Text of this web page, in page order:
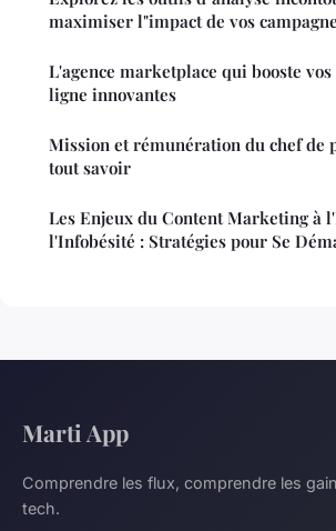
maximiser l"impact de vos
L'agence marketplace qui booste vos
ligne innovantes
Mission et rémunération du chef de
tout savoir
Les Enjeux du Content Marketing à
l'Infobésité : Stratégies pour Se
Marti App
Comprendre les flux, comprendre les
tech.